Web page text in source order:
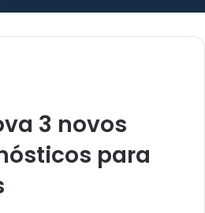
3 novos
para